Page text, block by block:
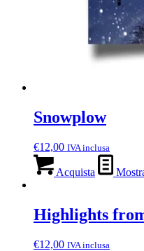
Snowplow
€12,00 IVA inclusa
Acquista
Highlights
€12,00 IVA inclusa